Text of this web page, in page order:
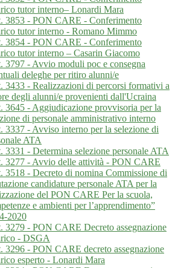
tutor interno– Lonardi Mara
3853 - PON CARE - Conferimento
tutor interno - Romano Mimmo
3854 - PON CARE - Conferimento
tutor interno – Casarin Giacomo
3797 - Avvio moduli poc e consegna
deleghe per ritiro alunni/e
3433 - Realizzazioni di percorsi formativi a
degli alunni/e provenienti dall'Ucraina
3645 - Aggiudicazione provvisoria per la
di personale amministrativo interno
3337 - Avviso interno per la selezione di
ATA
3331 - Determina selezione personale ATA
3277 - Avvio delle attività - PON CARE
3518 - Decreto di nomina Commissione di
candidature personale ATA per la
del PON CARE Per la scuola,
e ambienti per l’apprendimento”
2020
3279 - PON CARE Decreto assegnazione
- DSGA
3296 - PON CARE decreto assegnazione
esperto - Lonardi Mara